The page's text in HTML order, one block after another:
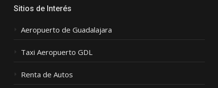
Sitios de Interés
Aeropuerto de Guadalajara
Taxi Aeropuerto GDL
Renta de Autos